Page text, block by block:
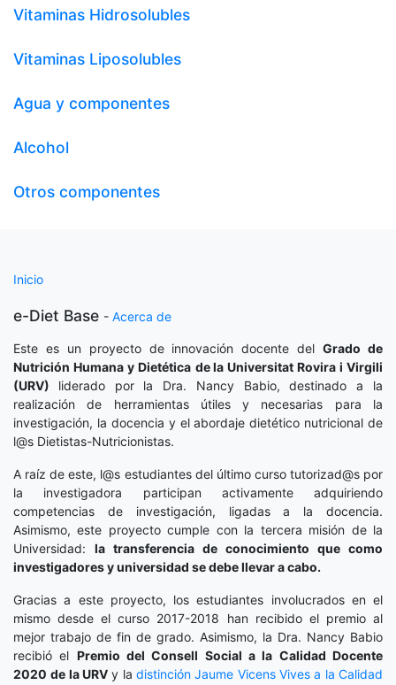
Vitaminas Hidrosolubles
Vitaminas Liposolubles
Agua y componentes
Alcohol
Otros componentes
Inicio
e-Diet Base - Acerca de
Este es un proyecto de innovación docente delGrado de
Nutrición Humana y Dietética de la Universitat Rovira i Virgili
(URV) liderado por la Dra. Nancy Babio, destinado a la
realización de herramientas útiles y necesarias para la
investigación, la docencia y el abordaje dietético nutricional de
l@s Dietistas-Nutricionistas.
A raíz de este, l@s estudiantes del último curso tutorizad@s por
la investigadora participan activamente adquiriendo
competencias de investigación, ligadas a la docencia.
Asimismo, este proyecto cumple con la tercera misión de la
Universidad: la transferencia de conocimiento que como
investigadores y universidad se debe llevar a cabo.
Gracias a este proyecto, los estudiantes involucrados en el
mismo desde el curso 2017-2018 han recibido el premio al
mejor trabajo de fin de grado. Asimismo, la Dra. Nancy Babio
recibió el Premio del Consell Social a la Calidad Docente
2020 de la URV y ladistinción Jaume Vicens Vives a la Calidad